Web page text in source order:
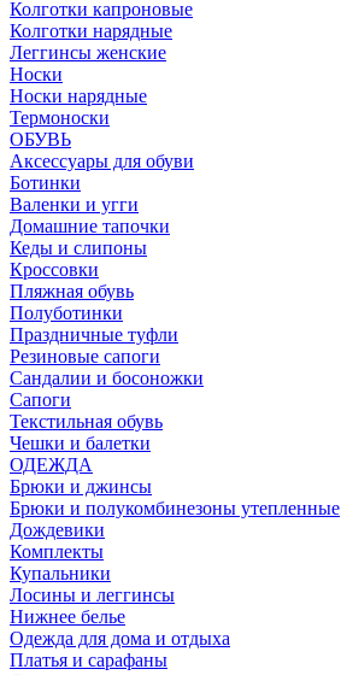
Колготки капроновые
Колготки нарядные
Леггинсы женские
Носки
Носки нарядные
Термоноски
ОБУВЬ
Аксессуары для обуви
Ботинки
Валенки и угги
Домашние тапочки
Кеды и слипоны
Кроссовки
Пляжная обувь
Полуботинки
Праздничные туфли
Резиновые сапоги
Сандалии и босоножки
Сапоги
Текстильная обувь
Чешки и балетки
ОДЕЖДА
Брюки и джинсы
Брюки и полукомбинезоны утепленные
Дождевики
Комплекты
Купальники
Лосины и леггинсы
Нижнее белье
Одежда для дома и отдыха
Платья и сарафаны